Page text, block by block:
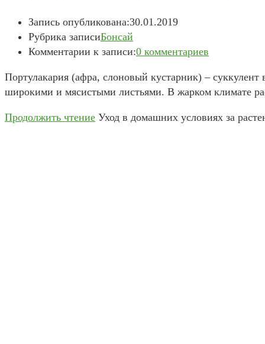
Запись опубликована:30.01.2019
Рубрика записиБонсай
Комментарии к записи:0 комментариев
Портулакария (афра, слоновый кустарник) –
широкими и мясистыми листьями. В жарком климате
Продолжить чтение Уход в домашних условиях за